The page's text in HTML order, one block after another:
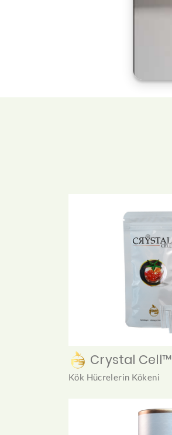
Crystal Cell™
Kök Hücrelerin Kökeni